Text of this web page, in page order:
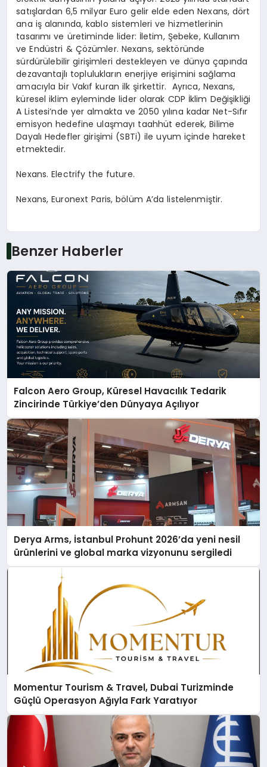
satışlardan 6,5 milyar Euro gelir elde eden Nexans, dört
ana iş alanında, kablo sistemleri ve hizmetlerinin
tasarımı ve üretiminde lider: İletim, Şebeke, Kullanım
ve Endüstri & Çözümler. Nexans, sektöründe
sürdürülebilir girişimleri destekleyen ve dünya çapında
dezavantajlı toplulukların enerjiye erişimini sağlama
amacıyla bir Vakıf kuran ilk şirkettir. Ayrıca, Nexans,
küresel iklim eyleminde lider olarak CDP İklim Değişikliği
A Listesi’nde yer almakta ve 2050 yılına kadar Net-Sıfır
emisyon hedefine ulaşmayı taahhüt ederek, Bilime
Dayalı Hedefler girişimi (SBTi) ile uyum içinde hareket
etmektedir.
Nexans. Electrify the future.
Nexans, Euronext Paris, bölüm A’da listelenmiştir.
Benzer Haberler
Falcon Aero Group, Küresel Havacılık Tedarik
Zincirinde Türkiye’den Dünyaya Açılıyor
Derya Arms, İstanbul Prohunt 2026’da yeni nesil
ürünlerini ve global marka vizyonunu sergiledi
Momentur Tourism & Travel, Dubai Turizminde
Güçlü Operasyon Ağıyla Fark Yaratıyor